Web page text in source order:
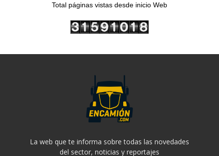
Total páginas vistas desde inicio Web
La web que te informa sobre todas las novedades
del sector, noticias y reportajes